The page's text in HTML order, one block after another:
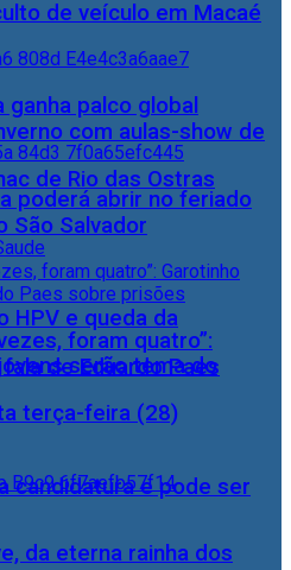
com aulas-show de
de Rio das Ostras
HPV e queda da
serão tema do
terça-feira (28)
da eterna rainha dos
de veículo em Macaé
palco global
poderá abrir no feriado
São Salvador
foram quatro”:
fala de Eduardo Paes
candidatura e pode ser